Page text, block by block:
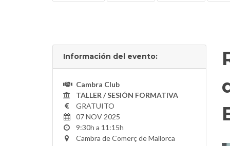
Información del evento:
Cambra Club
TALLER / SESIÓN FORMATIVA
GRATUITO
07 NOV 2025
9:30h a 11:15h
Cambra de Comerç de Mallorca